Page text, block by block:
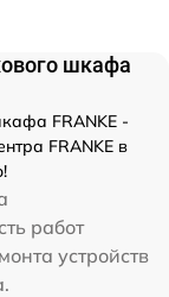
шкафа
FRANKE -
FRANKE в
работ
устройств